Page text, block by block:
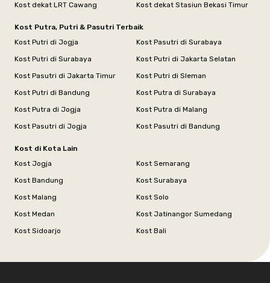
Kost dekat LRT Cawang
Kost dekat Stasiun Bekasi Timur
Kost Putra, Putri & Pasutri Terbaik
Kost Putri di Jogja
Kost Pasutri di Surabaya
Kost Putri di Surabaya
Kost Putri di Jakarta Selatan
Kost Pasutri di Jakarta Timur
Kost Putri di Sleman
Kost Putri di Bandung
Kost Putra di Surabaya
Kost Putra di Jogja
Kost Putra di Malang
Kost Pasutri di Jogja
Kost Pasutri di Bandung
Kost di Kota Lain
Kost Jogja
Kost Semarang
Kost Bandung
Kost Surabaya
Kost Malang
Kost Solo
Kost Medan
Kost Jatinangor Sumedang
Kost Sidoarjo
Kost Bali